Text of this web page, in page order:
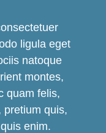
ligula eget
natoque
montes,
quam felis,
pretium quis,
enim.